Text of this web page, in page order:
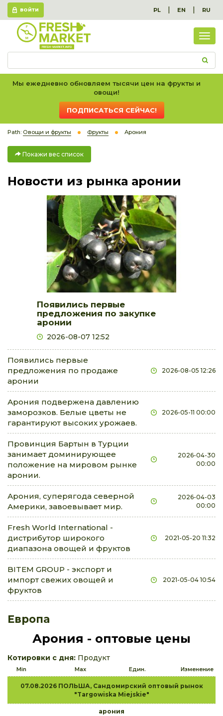
ВОЙТИ PL | EN | RU
вес
Мы ежедневно обновляем тысячи цен на фрукты и
овощи!
ПОДПИСАТЬСЯ СЕЙЧАС!
Path: Овощи и фрукты Фрукты Арония
Покажи вес список
Новости из рынка аронии
Появились первые
предложения по закупке
аронии
2026-08-07 12:52
Появились первые
предложения по продаже
аронии
2026-08-05 12:26
Арония подвержена давлению
заморозков. Белые цветы не
гарантируют высоких урожаев.
2026-05-11 00:00
Провинция Бартын в Турции
занимает доминирующее
положение на мировом рынке
аронии.
2026-04-30
00:00
Арония, суперягода северной
Америки, завоевывает мир.
2026-04-03
00:00
Fresh World International -
дистрибутор широкого
диапазона овощей и фруктов
2021-05-20 11:32
BITEM GROUP - экспорт и
импорт свежих овощей и
фруктов
2021-05-04 10:54
Европа
Арония - оптовые цены
Котировки с дня: Продукт
Min Max Един. Изменение
07.08.2026 ПОЛЬША, Сандомирский оптовый рынок
"Targowiska Miejskie"
арония